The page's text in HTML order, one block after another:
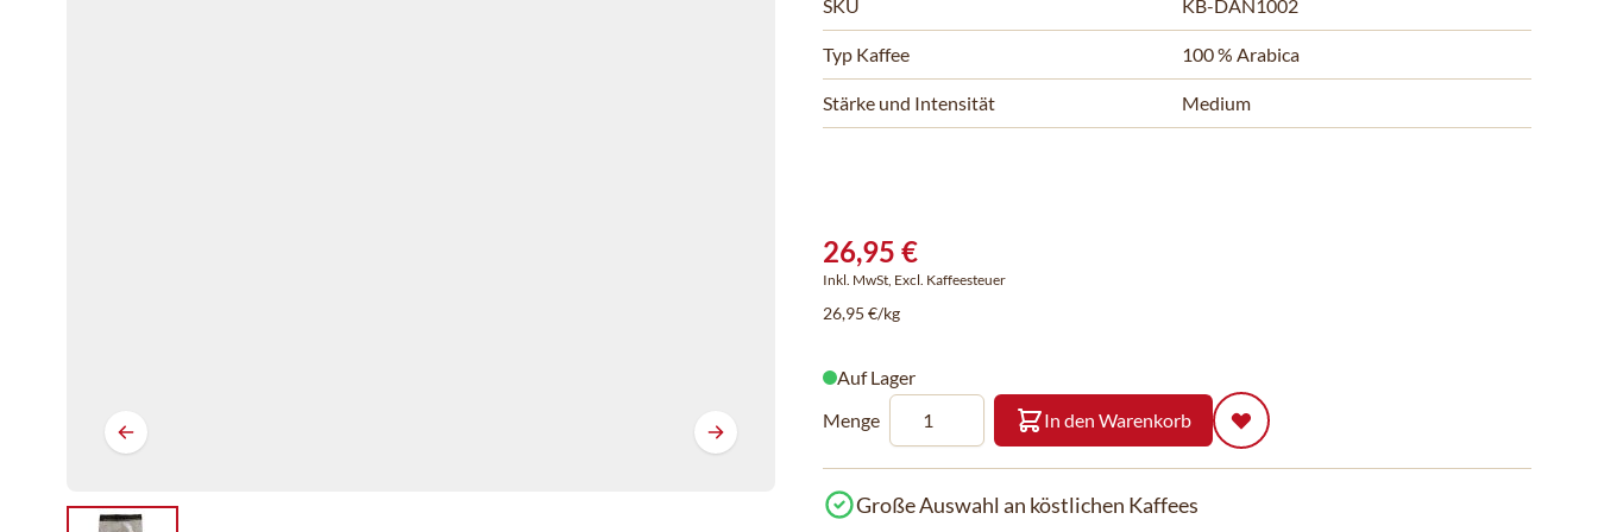
SKU KB-DAN1002
Typ Kaffee 100 % Arabica
Stärke und Intensität Medium
26,95 €
Inkl. MwSt, Excl. Kaffeesteuer
26,95 €/kg
Auf Lager
Menge
In den Warenkorb
Große Auswahl an köstlichen Kaffees